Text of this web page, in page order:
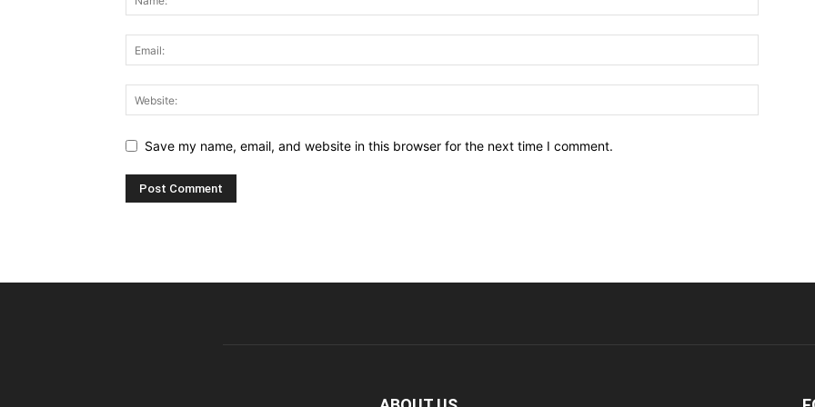
Save my name, email, and website in this browser for the next time I comment.